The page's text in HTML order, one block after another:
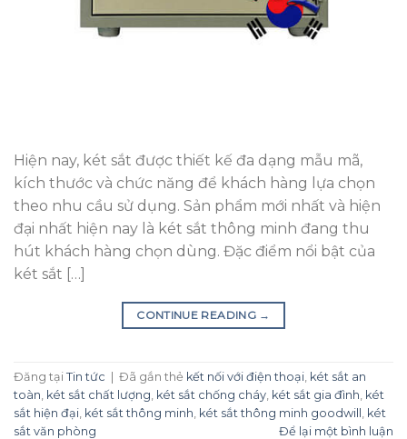
Hiện nay, két sắt được thiết kế đa dạng mẫu mã,
kích thước và chức năng để khách hàng lựa chọn
theo nhu cầu sử dụng. Sản phẩm mới nhất và hiện
đại nhất hiện nay là két sắt thông minh đang thu
hút khách hàng chọn dùng. Đặc điểm nổi bật của
két sắt […]
CONTINUE READING →
Đăng tại Tin tức Đã gắn thẻ kết nối với điện thoại két sắt an
toàn két sắt chất lượng két sắt chống cháy két sắt gia đình két
sắt hiện đại két sắt thông minh két sắt thông minh goodwill
két
sắt văn phòng
Để lại một bình luận